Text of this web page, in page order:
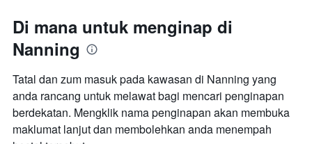
Di mana untuk menginap di
Nanning
Tatal dan zum masuk pada kawasan di Nanning yang
anda rancang untuk melawat bagi mencari penginapan
berdekatan. Mengklik nama penginapan akan membuka
maklumat lanjut dan membolehkan anda menempah